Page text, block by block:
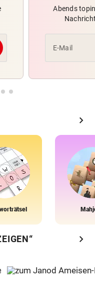
Abends
E-Mail
chevron_right
chevron_right